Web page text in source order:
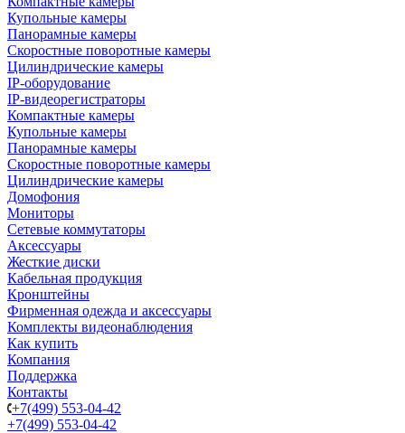
Купольные камеры
Панорамные камеры
Скоростные поворотные камеры
Цилиндрические камеры
IP-оборудование
IP-видеорегистраторы
Компактные камеры
Купольные камеры
Панорамные камеры
Скоростные поворотные камеры
Цилиндрические камеры
Домофония
Мониторы
Сетевые коммутаторы
Аксессуары
Жесткие диски
Кабельная продукция
Кронштейны
Фирменная одежда и аксессуары
Комплекты видеонаблюдения
Как купить
Компания
Поддержка
Контакты
+7(499) 553-04-42
+7(499) 553-04-42